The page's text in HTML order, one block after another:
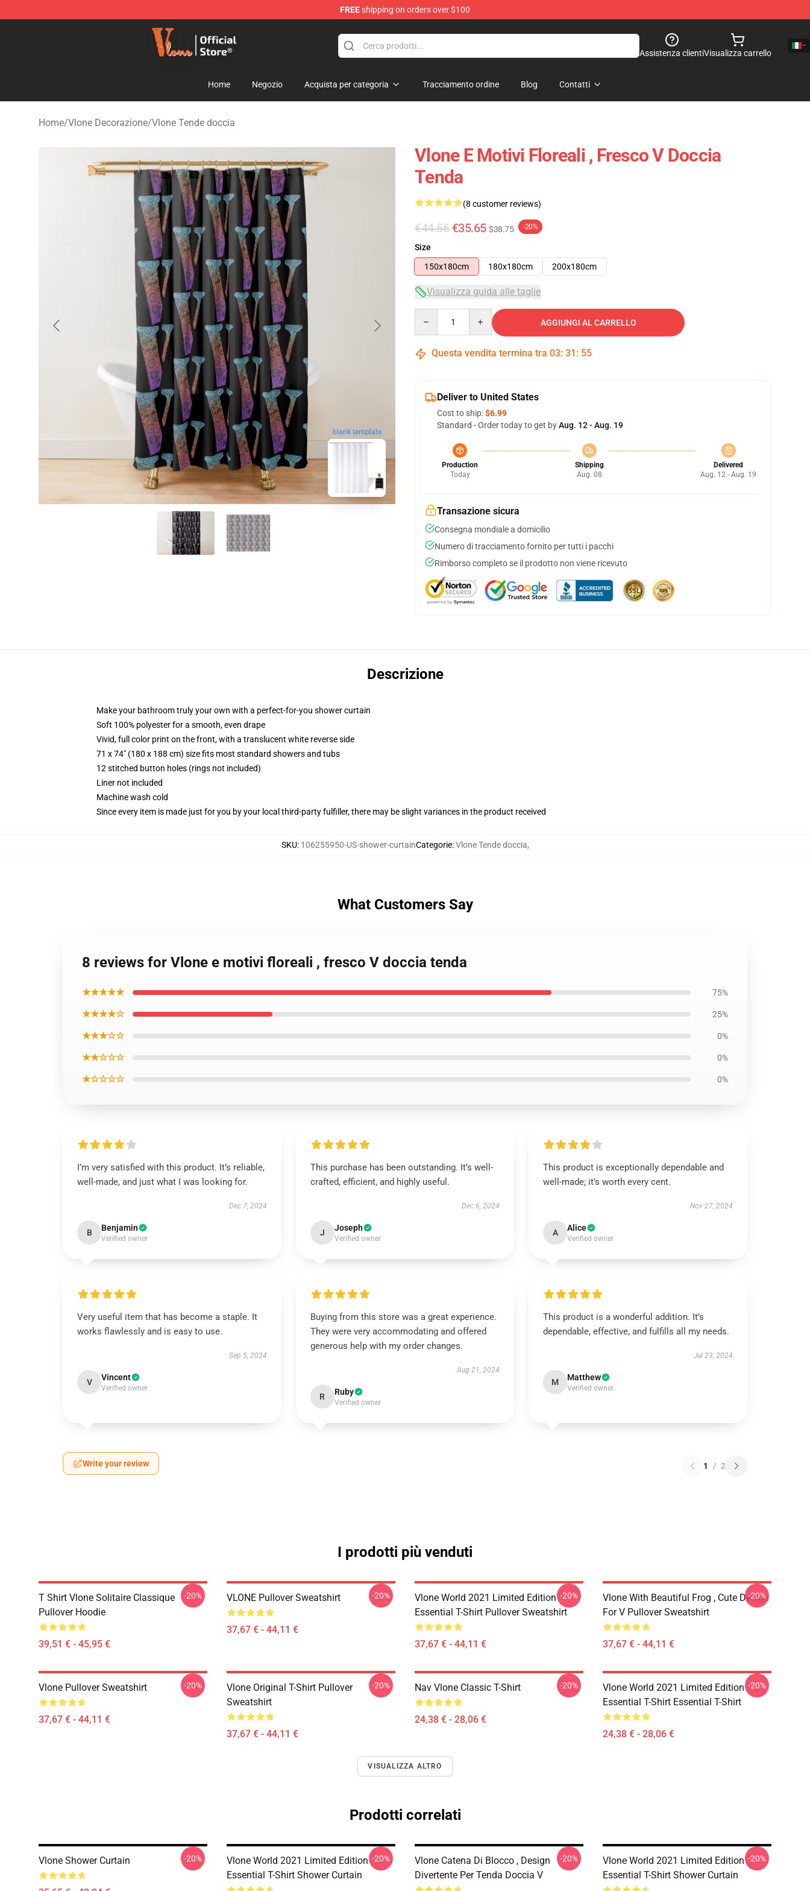
FREEshipping on orders over $100
Vlone Shop - Official Vlone Merchandise Store
Assistenza clientiVisualizza carrello
Home Negozio Acquista per categoria Tracciamento ordine Blog Contatti
Home/Vlone Decorazione/Vlone Tende doccia
blank template
Vlone E Motivi Floreali , Fresco V Doccia
Tenda
(8 customer reviews)
€44.56 €35.65 $38.75 -20%
Size
150x180cm
180x180cm 200x180cm
Visualizza guida alle taglie
AGGIUNGI AL CARRELLO
Questa vendita termina tra 03: 31 : 54
Deliver to United States
Cost to ship:$6.99
Standard - Order today to get byAug. 12 - Aug. 19
Production
Today
Shipping
Aug. 08
Delivered
Aug. 12 - Aug. 19
Transazione sicura
Consegna mondiale a domicilio
Numero di tracciamento fornito per tutti i pacchi
Rimborso completo se il prodotto non viene ricevuto
Descrizione
Make your bathroom truly your own with a perfect-for-you shower curtain
Soft 100% polyester for a smooth, even drape
Vivid, full color print on the front, with a translucent white reverse side
71 x 74" (180 x 188 cm) size fits most standard showers and tubs
12 stitched button holes (rings not included)
Liner not included
Machine wash cold
Since every item is made just for you by your local third-party fulfiller, there may be slight variances in the product received
SKU: 106255950-US-shower-curtainCategorie:Vlone Tende doccia,
What Customers Say
8 reviews for Vlone e motivi floreali , fresco V doccia tenda
★★★★★ 75%
★★★★☆ 25%
★★★☆☆ 0%
★★☆☆☆ 0%
★☆☆☆☆ 0%
I’m very satisfied with this product. It’s reliable,
well-made, and just what I was looking for.
Dec 7, 2024
B Benjamin
Verified owner
This purchase has been outstanding. It’s well-
crafted, efficient, and highly useful.
Dec 6, 2024
J Joseph
Verified owner
This product is exceptionally dependable and
well-made; it’s worth every cent.
Nov 27, 2024
A Alice
Verified owner
Very useful item that has become a staple. It
works flawlessly and is easy to use.
Sep 5, 2024
V Vincent
Verified owner
Buying from this store was a great experience.
They were very accommodating and offered
generous help with my order changes.
Aug 21, 2024
R Ruby
Verified owner
This product is a wonderful addition. It’s
dependable, effective, and fulfills all my needs.
Jul 23, 2024
M Matthew
Verified owner
Write your review 1 / 2
I prodotti più venduti
T Shirt Vlone Solitaire Classique
Pullover Hoodie
39,51 € - 45,95 €
-20% VLONE Pullover Sweatshirt
37,67 € - 44,11 €
-20%
Vlone World 2021 Limited Edition
Essential T-Shirt Pullover Sweatshirt
37,67 € - 44,11 €
-20%
Vlone With Beautiful Frog , Cute Design
For V Pullover Sweatshirt
37,67 € - 44,11 €
-20%
Vlone Pullover Sweatshirt
37,67 € - 44,11 €
-20%
Vlone Original T-Shirt Pullover
Sweatshirt
37,67 € - 44,11 €
-20% Nav Vlone Classic T-Shirt
24,38 € - 28,06 €
-20%
Vlone World 2021 Limited Edition
Essential T-Shirt Essential T-Shirt
24,38 € - 28,06 €
-20%
VISUALIZZA ALTRO
Prodotti correlati
Vlone Shower Curtain -20%
Vlone World 2021 Limited Edition
Essential T-Shirt Shower Curtain
-20%
Vlone Catena Di Blocco , Design
Divertente Per Tenda Doccia V
-20%
Vlone World 2021 Limited Edition
Essential T-Shirt Shower Curtain
-20%